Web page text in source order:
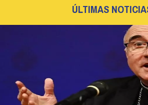
ÚLTIMAS